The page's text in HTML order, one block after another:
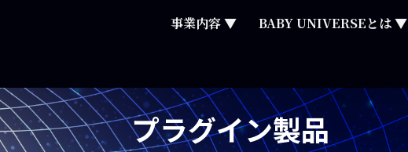
事業内容 ▼ BABY UNIVERSEとは ▼
プラグイン製品